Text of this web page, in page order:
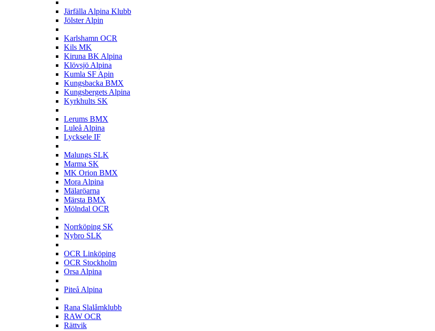
Järfälla Alpina Klubb
Jölster Alpin
Karlshamn OCR
Kils MK
Kiruna BK Alpina
Klövsjö Alpina
Kumla SF Apin
Kungsbacka BMX
Kungsbergets Alpina
Kyrkhults SK
Lerums BMX
Luleå Alpina
Lycksele IF
Malungs SLK
Marma SK
MK Orion BMX
Mora Alpina
Mälaröarna
Märsta BMX
Mölndal OCR
Norrköping SK
Nybro SLK
OCR Linköping
OCR Stockholm
Orsa Alpina
Piteå Alpina
Rana Slalåmklubb
RAW OCR
Rättvik